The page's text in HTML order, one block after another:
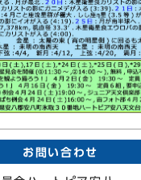
お問い合わせ